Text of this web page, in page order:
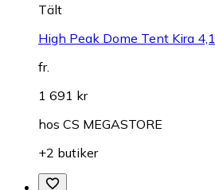
Tält
High Peak Dome Tent Kira 4,1
fr.
1 691 kr
hos CS MEGASTORE
+2 butiker